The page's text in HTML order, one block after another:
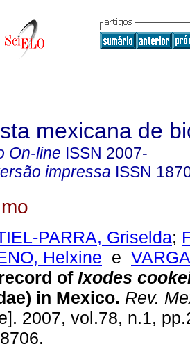
mexicana de
On-line ISSN 2007-
impressa ISSN
PARRA, Griselda;
Helxine e
of Ixodes
in Mexico. Rev.
2007, vol.78, n.1,